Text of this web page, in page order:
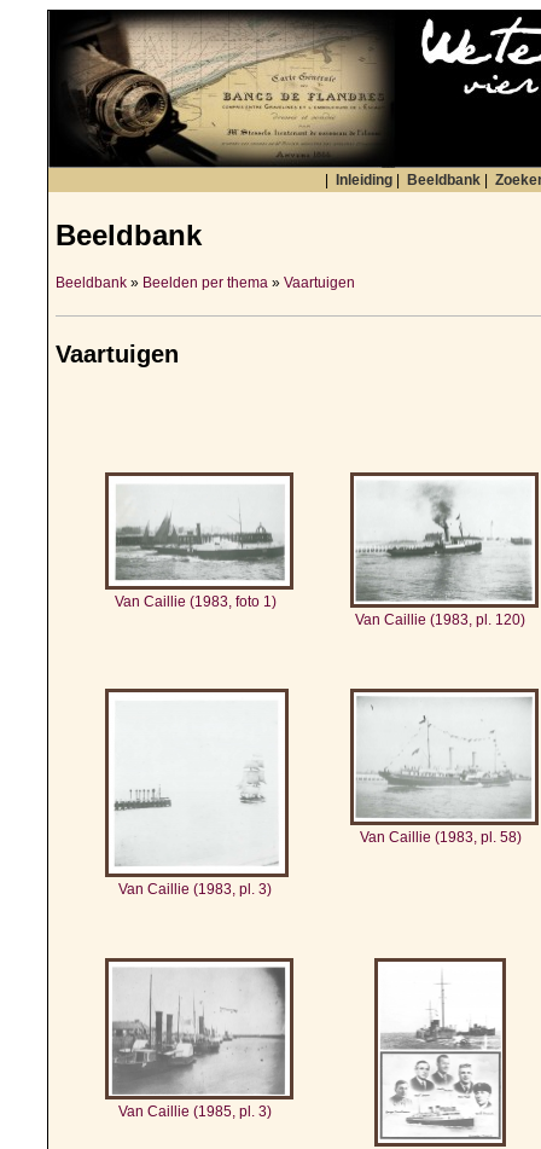
Inleiding Beeldbank
Beeldbank
Beeldbank » Beelden per thema » Vaartuigen
Vaartuigen
Van Caillie (1983, foto 1)
Van Caillie (1983, pl. 120)
Van Caillie (1983, pl. 3)
Van Caillie (1983, pl. 58)
Van Caillie (1985, pl. 3)